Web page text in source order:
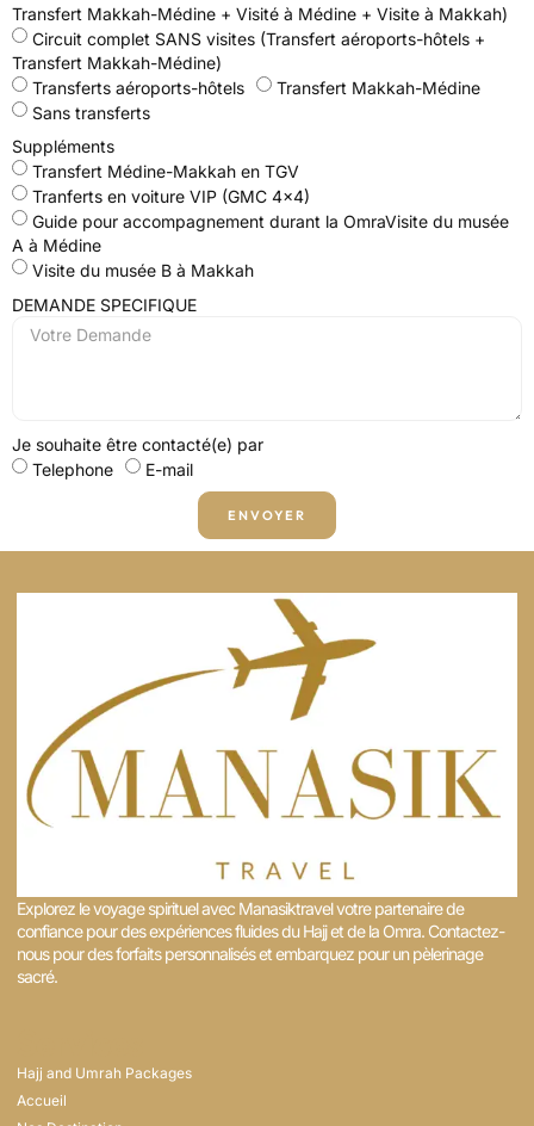
Transfert Makkah-Médine + Visité à Médine + Visite à Makkah)
Circuit complet SANS visites (Transfert aéroports-hôtels +
Transfert Makkah-Médine)
Transferts aéroports-hôtels
Transfert Makkah-Médine
Sans transferts
Suppléments
Transfert Médine-Makkah en TGV
Tranferts en voiture VIP (GMC 4x4)
Guide pour accompagnement durant la OmraVisite du musée
A à Médine
Visite du musée B à Makkah
DEMANDE SPECIFIQUE
Je souhaite être contacté(e) par
Telephone
E-mail
ENVOYER
Explorez le voyage spirituel avec Manasiktravel votre partenaire de
confiance pour des expériences fluides du Hajj et de la Omra. Contactez-
nous pour des forfaits personnalisés et embarquez pour un pèlerinage
sacré. ​
Hajj and Umrah Packages
Accueil